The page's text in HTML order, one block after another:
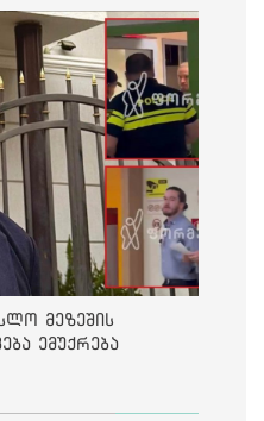
მეზეშის
ემუქრება